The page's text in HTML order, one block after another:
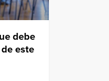
debe
este